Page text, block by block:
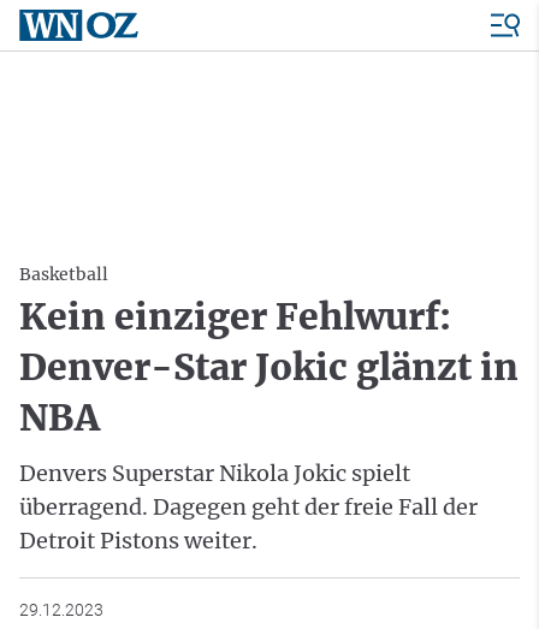
Basketball
Kein einziger Fehlwurf:
Denver-Star Jokic glänzt in
NBA
Denvers Superstar Nikola Jokic spielt
überragend. Dagegen geht der freie Fall der
Detroit Pistons weiter.
29.12.2023